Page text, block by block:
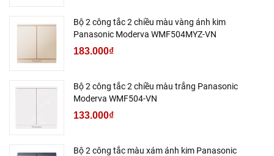
Bộ 2 công tắc 2 chiều màu vàng ánh kim
Panasonic Moderva WMF504MYZ-VN
183.000₫
Bộ 2 công tắc 2 chiều màu trắng Panasonic
Moderva WMF504-VN
133.000₫
Bộ 2 công tắc màu xám ánh kim Panasonic